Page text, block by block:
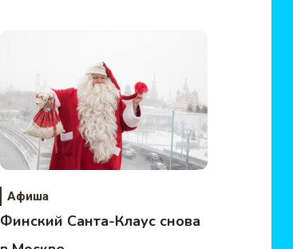
Афиша
Финский Санта-Клаус снова